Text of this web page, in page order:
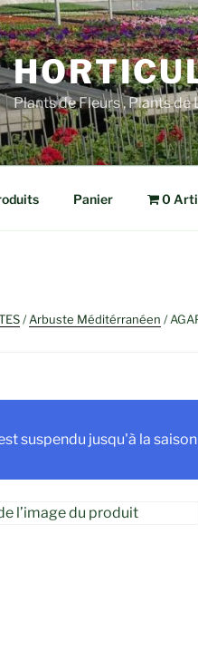
Plants de Fleurs , Plants
Panier 0
/Arbuste Méditérranéen /
suspendu jusqu'à la